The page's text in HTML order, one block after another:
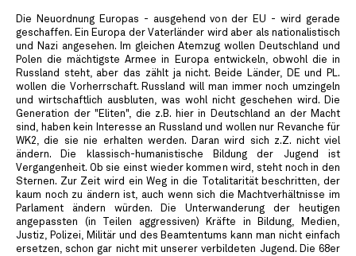
Die Neuordnung Europas - ausgehend von der EU - wird gerade
geschaffen. Ein Europa der Vaterländer wird aber als nationalistisch
und Nazi angesehen. Im gleichen Atemzug wollen Deutschland und
Polen die mächtigste Armee in Europa entwickeln, obwohl die in
Russland steht, aber das zählt ja nicht. Beide Länder, DE und PL.
wollen die Vorherrschaft. Russland will man immer noch umzingeln
und wirtschaftlich ausbluten, was wohl nicht geschehen wird. Die
Generation der "Eliten", die z.B. hier in Deutschland an der Macht
sind, haben kein Interesse an Russland und wollen nur Revanche für
WK2, die sie nie erhalten werden. Daran wird sich z.Z. nicht viel
ändern. Die klassisch-humanistische Bildung der Jugend ist
Vergangenheit. Ob sie einst wieder kommen wird, steht noch in den
Sternen. Zur Zeit wird ein Weg in die Totalitarität beschritten, der
kaum noch zu ändern ist, auch wenn sich die Machtverhältnisse im
Parlament ändern würden. Die Unterwanderung der heutigen
angepassten (in Teilen aggressiven) Kräfte in Bildung, Medien,
Justiz, Polizei, Militär und des Beamtentums kann man nicht einfach
ersetzen, schon gar nicht mit unserer verbildeten Jugend. Die 68er